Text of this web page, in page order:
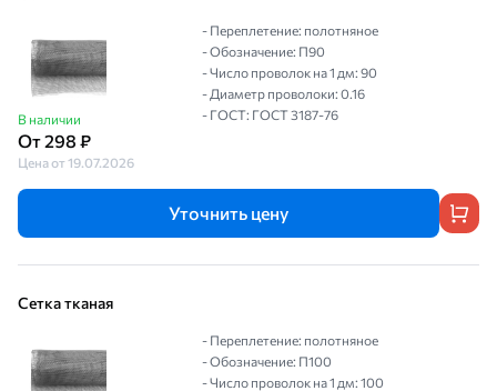
В наличии
От 298 ₽
Цена от 19.07.2026
- Переплетение: полотняное
- Обозначение: П90
- Число проволок на 1 дм: 90
- Диаметр проволоки: 0.16
- ГОСТ: ГОСТ 3187-76
Уточнить цену
Сетка тканая
- Переплетение: полотняное
- Обозначение: П100
- Число проволок на 1 дм: 100